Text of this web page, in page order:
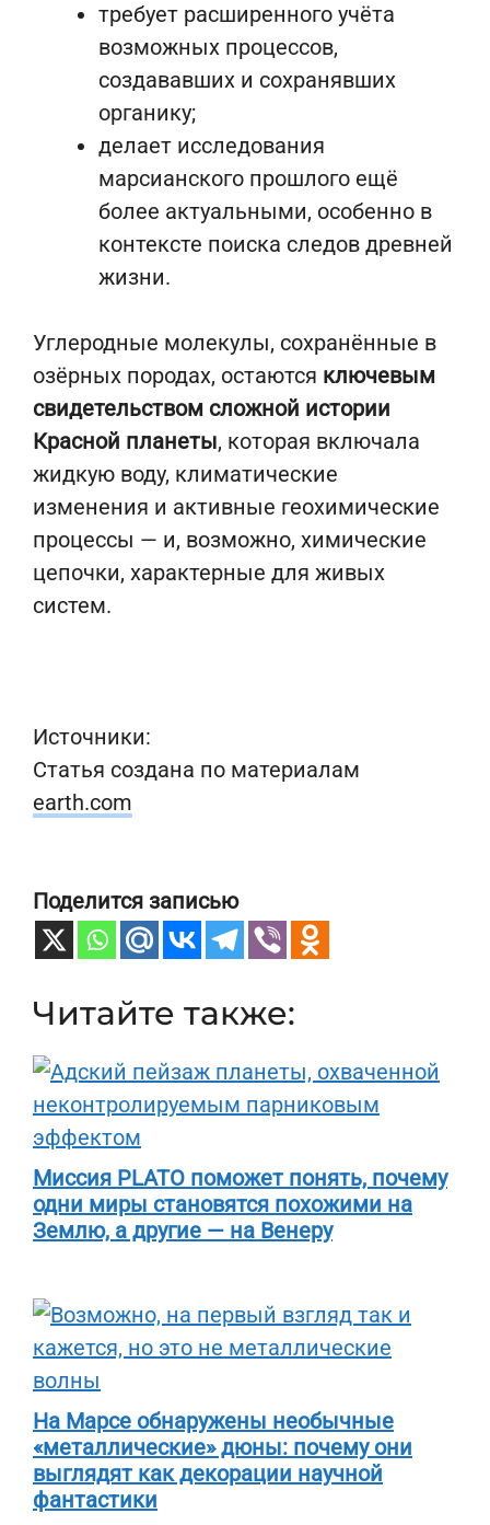
требует расширенного учёта
возможных процессов,
создававших и сохранявших
органику;
делает исследования
марсианского прошлого ещё
более актуальными, особенно в
контексте поиска следов древней
жизни.
Углеродные молекулы, сохранённые в
озёрных породах, остаются ключевым
свидетельством сложной истории
Красной планеты, которая включала
жидкую воду, климатические
изменения и активные геохимические
процессы — и, возможно, химические
цепочки, характерные для живых
систем.
Источники:
Статья создана по материалам
earth.com
Поделится записью
Читайте также:
Миссия PLATO поможет понять, почему
одни миры становятся похожими на
Землю, а другие — на Венеру
На Марсе обнаружены необычные
«металлические» дюны: почему они
выглядят как декорации научной
фантастики